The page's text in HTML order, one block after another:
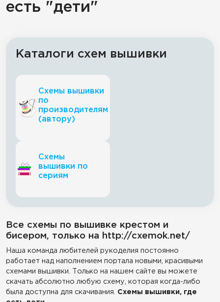
есть "дети"
Каталоги схем вышивки
Схемы вышивки
по
производителям
(автору)
Схемы
вышивки по
сериям
Все схемы по вышивке крестом и
бисером, только на http://cxemok.net/
Наша команда любителей рукоделия постоянно
работает над наполнением портала новыми, красивыми
схемами вышивки. Только на нашем сайте вы можете
скачать абсолютно любую схему, которая когда-либо
была доступна для скачивания. Схемы вышивки, где